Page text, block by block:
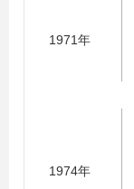
1971年
1974年